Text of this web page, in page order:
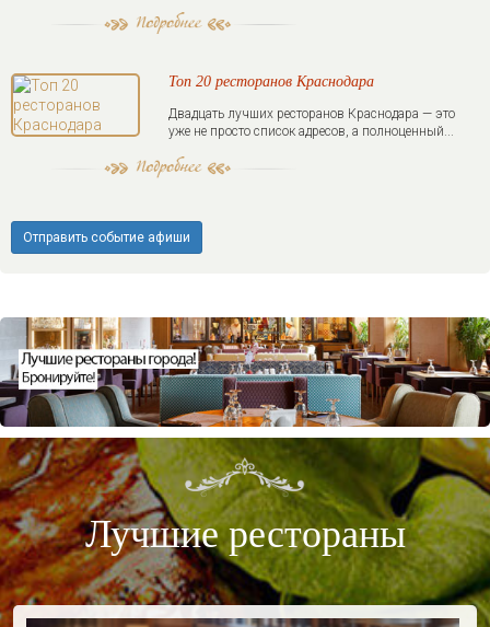
Топ 20 ресторанов Краснодара
Двадцать лучших ресторанов Краснодара — это
уже не просто список адресов, а полноценный...
Отправить событие афиши
Лучшие рестораны